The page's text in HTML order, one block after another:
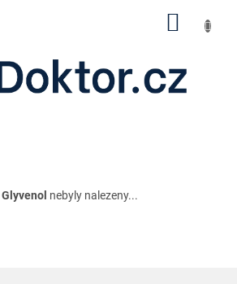
Glyvenol nebyly nalezeny...